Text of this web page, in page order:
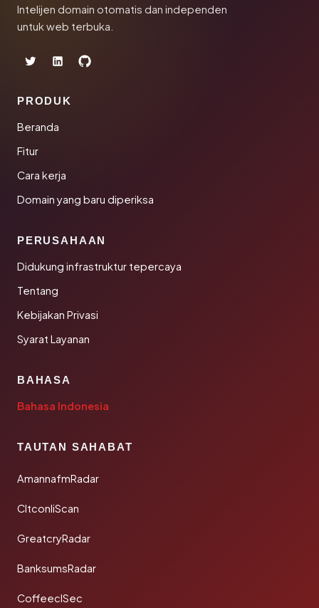
Intelijen domain otomatis dan independen
untuk web terbuka.
PRODUK
Beranda
Fitur
Cara kerja
Domain yang baru diperiksa
PERUSAHAAN
Didukung infrastruktur tepercaya
Tentang
Kebijakan Privasi
Syarat Layanan
BAHASA
Bahasa Indonesia
TAUTAN SAHABAT
AmannafmRadar
CltconliScan
GreatcryRadar
BanksumsRadar
CoffeeclSec